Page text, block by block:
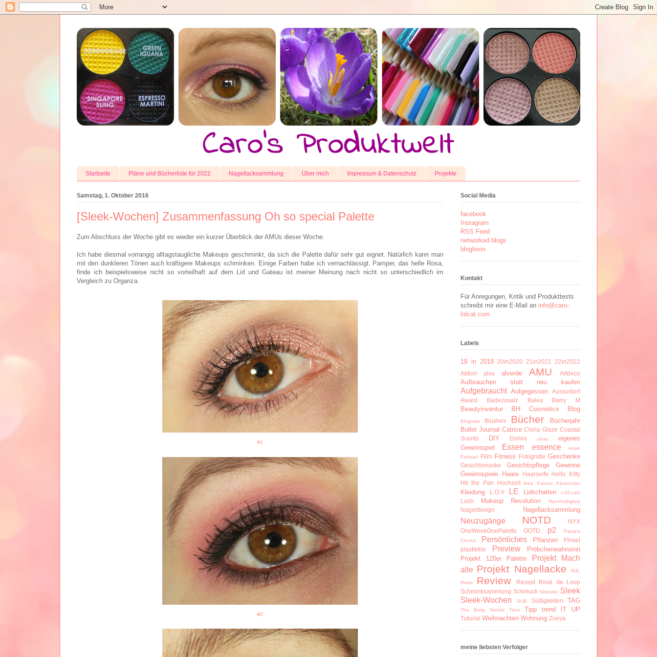
Startseite Pläne und Bücherliste für 2022 Nagellacksammlung Über mich Impressum & Datenschutz Projekte
Samstag, 1. Oktober 2016
[Sleek-Wochen] Zusammenfassung Oh so special Palette
Zum Abschluss der Woche gibt es wieder ein kurzer Überblick der AMUs dieser Woche.
Ich habe diesmal vorrangig alltagstaugliche Makeups geschminkt, da sich die Palette dafür sehr gut eignet. Natürlich kann man
mit den dunkleren Tönen auch kräftigere Makeups schminken. Einige Farben habe ich vernachlässigt. Pamper, das helle Rosa,
finde ich beispielsweise nicht so vorteilhaft auf dem Lid und Gateau ist meiner Meinung nach nicht so unterschiedlich im
Vergleich zu Organza.
#1
#2
Social Media
facebook
Instagram
RSS Feed
networked blogs
bloglovin
Kontakt
Für Anregungen, Kritik und Produkttests
schreibt mir eine E-Mail an info@caro-
lolcat.com
Labels
19 in 2019 20in2020 21in2021
22in2022
Aktion
alva alverde AMU Artdeco
Aufbrauchen statt neu kaufen
Aufgebraucht Aufgegessen
Aussortiert
Award
Badezusatz Balea Barry M
Beautyinventur BH Cosmetics Blog
Blogsale Blushes Bücher
Bücherjahr
Bullet Journal Catrice China Glaze Coastal
Scents
DIY Dshini ebay
eigenes
Gewinnspiel
Essen essence
essie
Fahrrad
Film Fitness Fotografie Geschenke
Gesichtsmaske Gesichtspflege
Gewinne
Gewinnspiele
Haare Haarseife
Hello Kitty
Hit the Pan
Hochzeit Ikea Katzen Kleancolor
Kleidung L.O.V LE Lidschatten LOLcats
Lush Makeup Revolution Nachhaltigkeit
Nageldesign Nagellacksammlung
Neuzugänge NOTD
NYX
OneWeekOnePalette
OOTD p2
Paula's
Choice
Persönliches Pflanzen
Pinsel
plastikfrei
Preview
Pröbchenwahnsinn
Projekt 120er Palette
Projekt Mach
alle Projekt Nagellacke RdL
Reise Review Rezept
Rival de Loop
Schminksammlung Schmuck Silvester Sleek
Sleek-Wochen
SUB Süßigkeiten TAG
The Body Needs Tiere Tipp trend IT UP
Tutorial Weihnachten Wohnung Zoeva
meine liebsten Verfolger